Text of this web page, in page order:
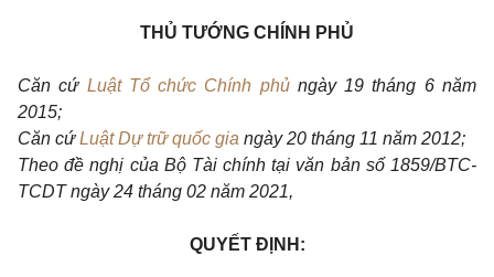
THỦ TƯỚNG CHÍNH PHỦ
Căn cứ Luật Tổ chức Chính phủ ngày 19 tháng 6 năm
2015;
Căn cứLuật Dự trữ quốc gia ngày 20 tháng 11 năm 2012;
Theo đề nghị của Bộ Tài chính tại văn bản số 1859/BTC-
TCDT ngày 24 tháng 02 năm 2021,
QUYẾT ĐỊNH: